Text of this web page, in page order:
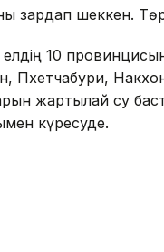
зардап шеккен.
елдің 10
Пхетчабури,
жартылай су
күресуде.